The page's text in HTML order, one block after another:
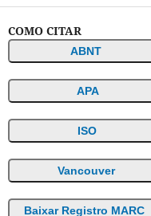
COMO CITAR
ABNT
APA
ISO
Vancouver
Baixar Registro MARC